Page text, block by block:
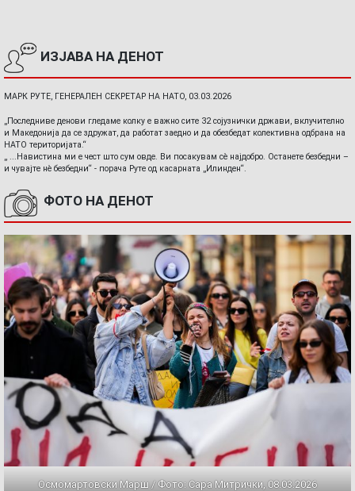
ИЗЈАВА НА ДЕНОТ
МАРК РУТЕ, ГЕНЕРАЛЕН СЕКРЕТАР НА НАТО, 03.03.2026
„Последниве денови гледаме колку е важно сите 32 сојузнички држави, вклучително
и Македонија да се здружат, да работат заедно и да обезбедат колективна одбрана на
НАТО територијата.“
„ ...Навистина ми е чест што сум овде. Ви посакувам сè најдобро. Останете безбедни –
и чувајте нè безбедни“ - порача Руте од касарната „Илинден“.
ФОТО НА ДЕНОТ
Осмомартовски Марш / Фото: Сара Митрички, 08.03.2026